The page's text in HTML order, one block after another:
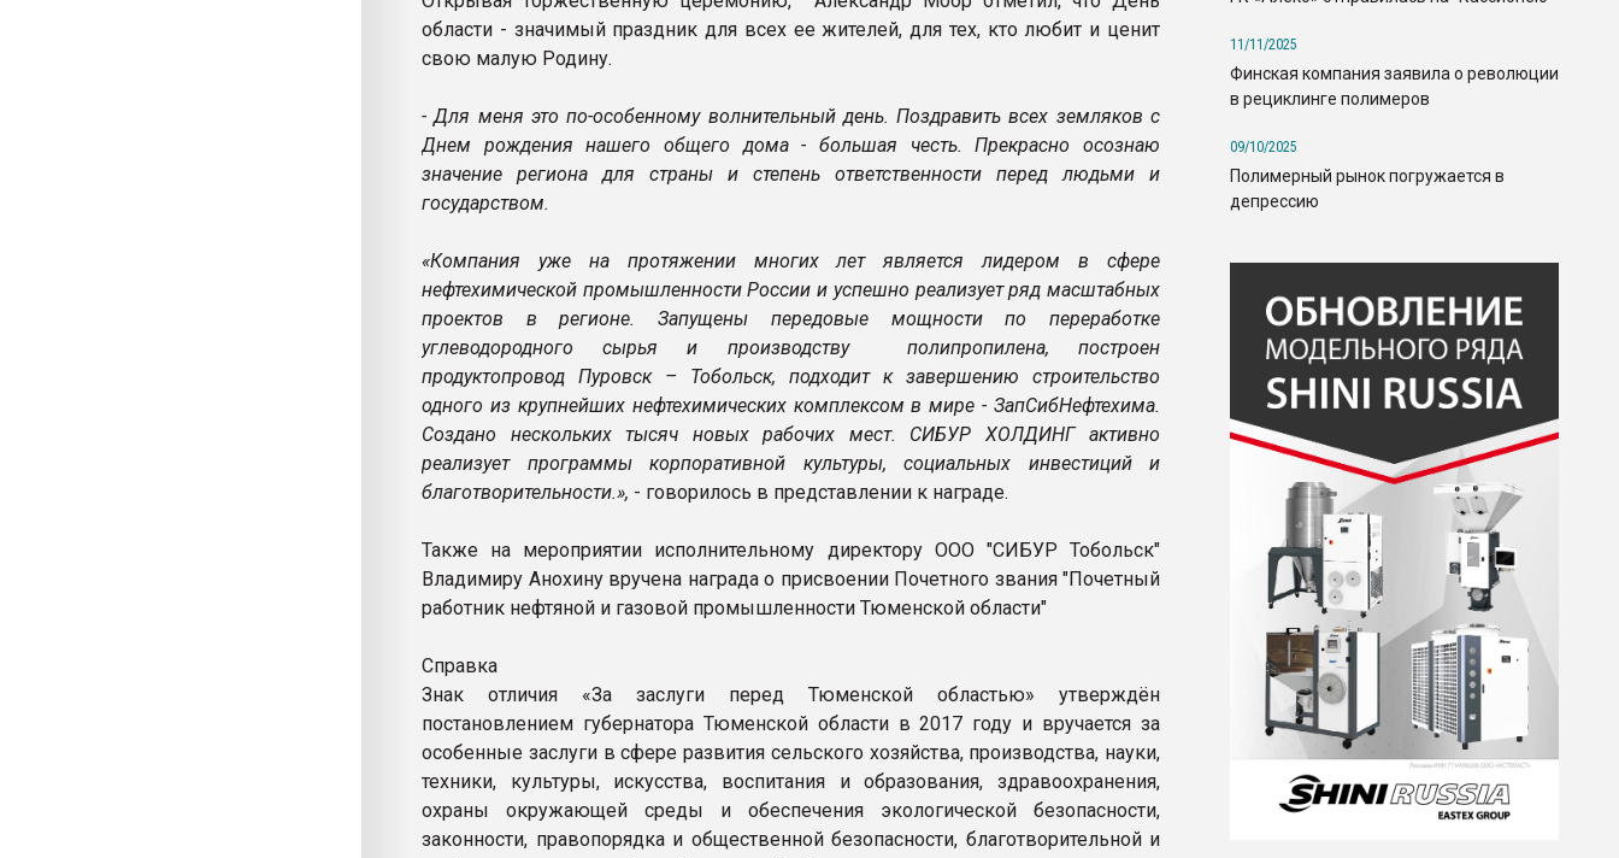
области - значимый праздник для всех ее жителей, для тех, кто любит и ценит
свою малую Родину.
- Для меня это по-особенному волнительный день. Поздравить всех земляков с
Днем рождения нашего общего дома - большая честь. Прекрасно осознаю
значение региона для страны и степень ответственности перед людьми и
государством.
«Компания уже на протяжении многих лет является лидером в сфере
нефтехимической промышленности России и успешно реализует ряд масштабных
проектов в регионе. Запущены передовые мощности по переработке
углеводородного сырья и производству полипропилена, построен
продуктопровод Пуровск – Тобольск, подходит к завершению строительство
одного из крупнейших нефтехимических комплексом в мире - ЗапСибНефтехима.
Создано нескольких тысяч новых рабочих мест. СИБУР ХОЛДИНГ активно
реализует программы корпоративной культуры, социальных инвестиций и
благотворительности.», - говорилось в представлении к награде.
Также на мероприятии исполнительному директору ООО "СИБУР Тобольск"
Владимиру Анохину вручена награда о присвоении Почетного звания "Почетный
работник нефтяной и газовой промышленности Тюменской области"
Справка
Знак отличия «За заслуги перед Тюменской областью» утверждён
постановлением губернатора Тюменской области в 2017 году и вручается за
особенные заслуги в сфере развития сельского хозяйства, производства, науки,
техники, культуры, искусства, воспитания и образования, здравоохранения,
охраны окружающей среды и обеспечения экологической безопасности,
законности, правопорядка и общественной безопасности, благотворительной и
11/11/2025
Финская компания заявила о революции
в рециклинге полимеров
09/10/2025
Полимерный рынок погружается в
депрессию